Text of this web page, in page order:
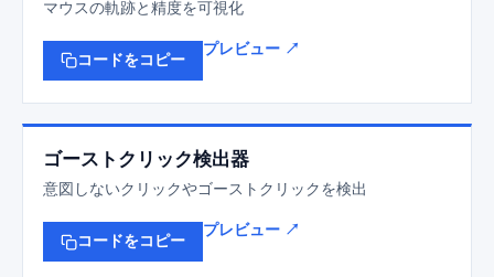
マウスの軌跡と精度を可視化
コードをコピー
プレビュー ↗
ゴーストクリック検出器
意図しないクリックやゴーストクリックを検出
コードをコピー
プレビュー ↗